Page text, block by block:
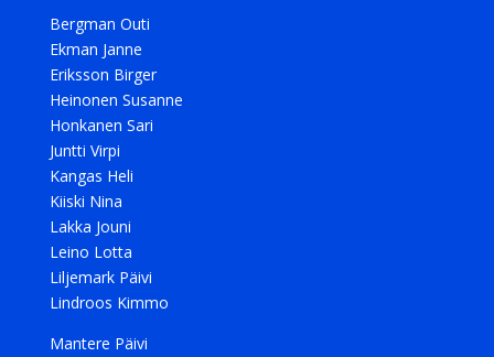
Bergman Outi
Ekman Janne
Eriksson Birger
Heinonen Susanne
Honkanen Sari
Juntti Virpi
Kangas Heli
Kiiski Nina
Lakka Jouni
Leino Lotta
Liljemark Päivi
Lindroos Kimmo
Mantere Päivi